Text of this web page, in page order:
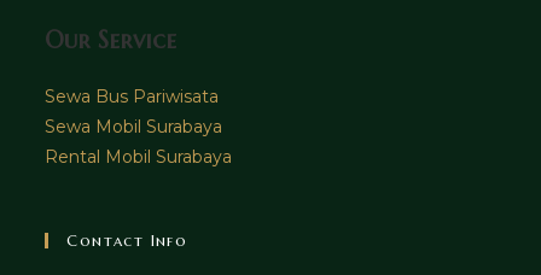
Our Service
Sewa Bus Pariwisata
Sewa Mobil Surabaya
Rental Mobil Surabaya
Contact Info